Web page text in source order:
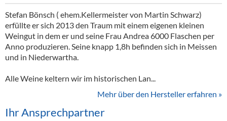
Stefan Bönsch ( ehem.Kellermeister von Martin Schwarz)
erfüllte er sich 2013 den Traum mit einem eigenen kleinen
Weingut in dem er und seine Frau Andrea 6000 Flaschen per
Anno produzieren. Seine knapp 1,8h befinden sich in Meissen
und in Niederwartha.
Alle Weine keltern wir im historischen Lan...
Mehr über den Hersteller erfahren »
Ihr Ansprechpartner